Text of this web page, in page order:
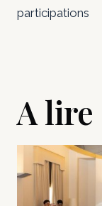
participations
A lire